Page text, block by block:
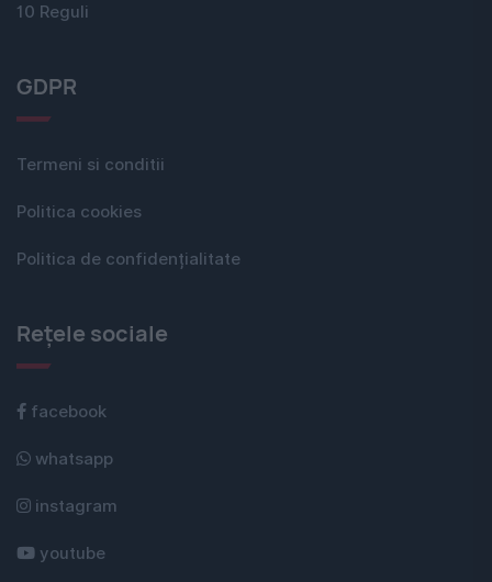
10 Reguli
GDPR
Termeni si conditii
Politica cookies
Politica de confidențialitate
Rețele sociale
facebook
whatsapp
instagram
youtube